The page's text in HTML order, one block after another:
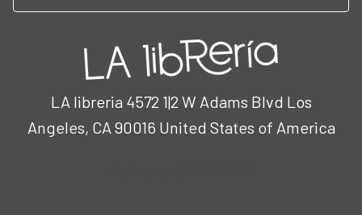
LA libreria 4572 1|2 W Adams Blvd Los
Angeles, CA 90016 United States of America